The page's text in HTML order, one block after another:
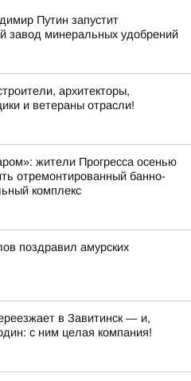
Путин запустит
завод минеральных удобрений
архитекторы,
и ветераны отрасли!
жители Прогресса осенью
отремонтированный банно-
комплекс
поздравил амурских
в Завитинск — и,
с ним целая компания!